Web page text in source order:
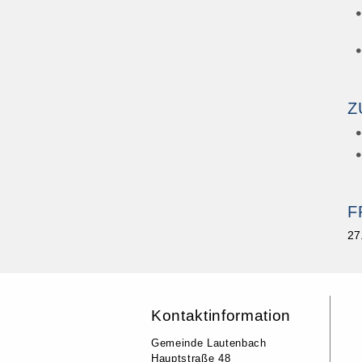
Kontaktinformation
Gemeinde Lautenbach
Hauptstraße 48